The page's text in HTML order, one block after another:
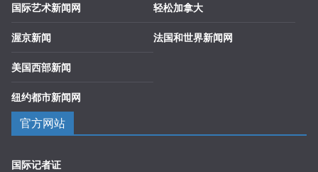
国际艺术新闻网
渥京新闻
美国西部新闻
纽约都市新闻网
轻松加拿大
法国和世界新闻网
官方网站
国际记者证